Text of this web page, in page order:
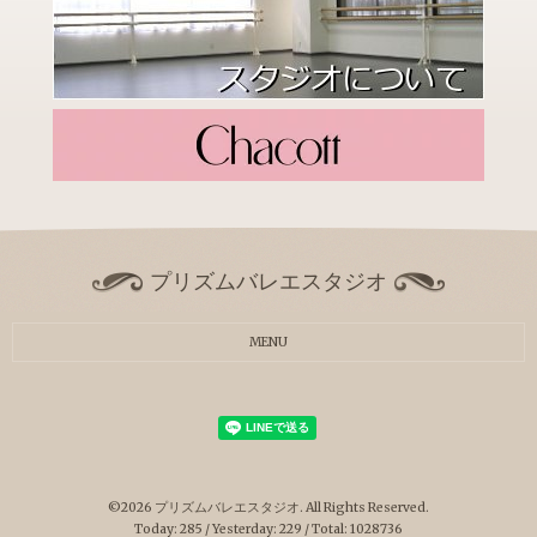
プリズムバレエスタジオ
MENU
©2026 プリズムバレエスタジオ. All Rights Reserved.
Today: 285 / Yesterday: 229 / Total: 1028736